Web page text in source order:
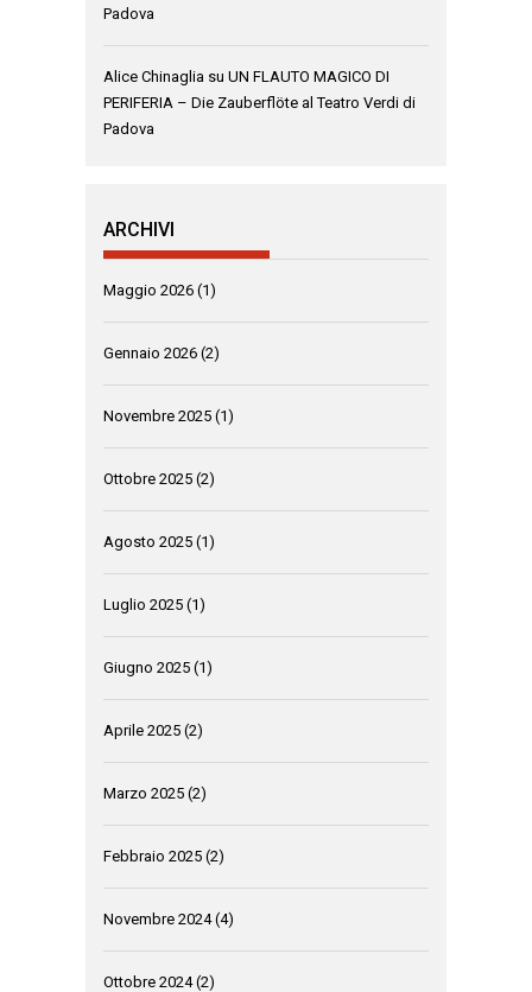
Padova
Alice Chinaglia su UN FLAUTO MAGICO DI
PERIFERIA – Die Zauberflöte al Teatro Verdi di
Padova
ARCHIVI
Maggio 2026 (1)
Gennaio 2026 (2)
Novembre 2025 (1)
Ottobre 2025 (2)
Agosto 2025 (1)
Luglio 2025 (1)
Giugno 2025 (1)
Aprile 2025 (2)
Marzo 2025 (2)
Febbraio 2025 (2)
Novembre 2024(4)
Ottobre 2024(2)